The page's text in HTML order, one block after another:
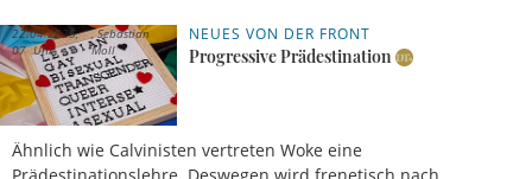
NEUES VON DER FRONT
Progressive Prädestination
Ähnlich wie Calvinisten vertreten Woke eine
22.04.2025,
07 Uhr
Sebastian
Moll